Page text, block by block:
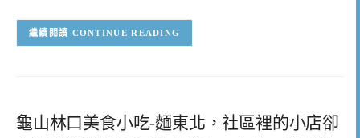
CONTINUE READING
龜山林口美食小吃-麵東北，社區裡的小店卻